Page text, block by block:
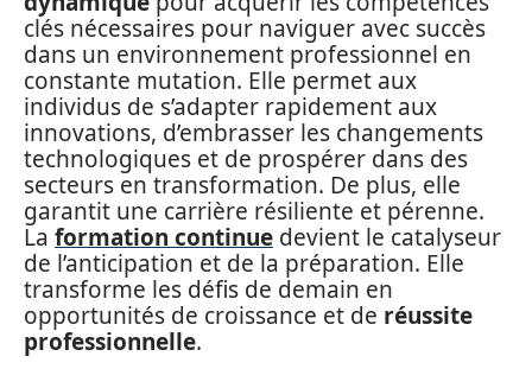
clés nécessaires pour naviguer avec succès
dans un environnement professionnel en
constante mutation. Elle permet aux
individus de s’adapter rapidement aux
innovations, d’embrasser les changements
technologiques et de prospérer dans des
secteurs en transformation. De plus, elle
garantit une carrière résiliente et pérenne.
La formation continue devient le catalyseur
de l’anticipation et de la préparation. Elle
transforme les défis de demain en
opportunités de croissance et de réussite
professionnelle.